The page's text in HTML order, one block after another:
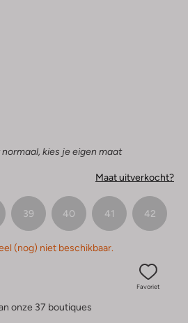
kies je eigen maat
Maat uitverkocht?
39 40 41 42
(nog) niet beschikbaar.
Favoriet
onze 37 boutiques